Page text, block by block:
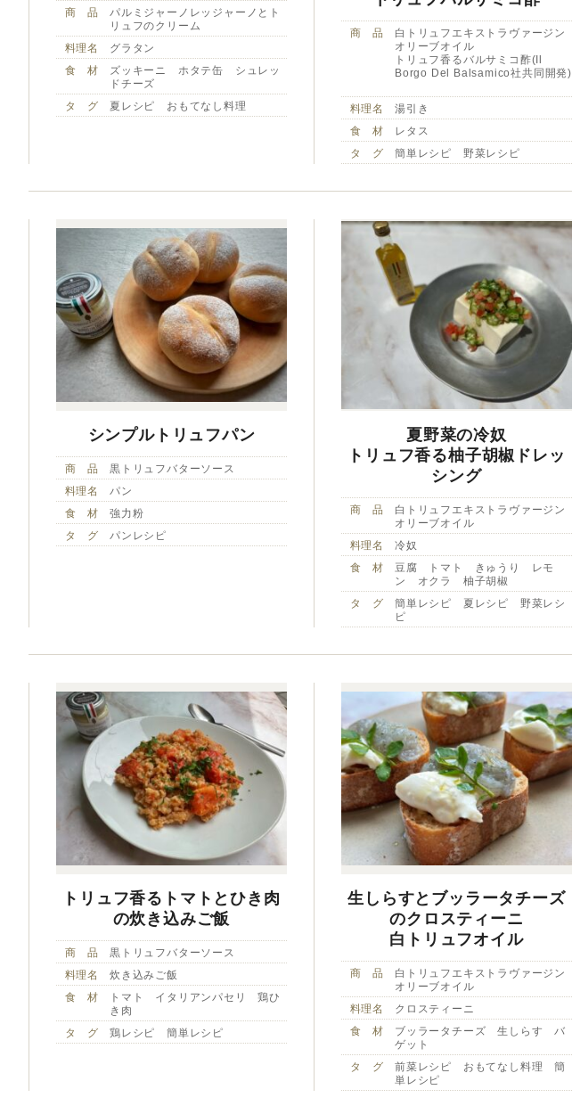
商 品
パルミジャーノレッジャーノとト
リュフのクリーム
料理名
グラタン
食 材
ズッキーニ ホタテ缶 シュレッ
ドチーズ
タ グ
夏レシピ おもてなし料理
商 品
白トリュフエキストラヴァージン
オリーブオイル
トリュフ香るバルサミコ酢(Il
Borgo Del Balsamico社共同開発)
料理名
湯引き
食 材
レタス
タ グ
簡単レシピ 野菜レシピ
シンプルトリュフパン
商 品
黒トリュフバターソース
料理名
パン
食 材
強力粉
タ グ
パンレシピ
夏野菜の冷奴
トリュフ香る柚子胡椒ドレッ
シング
商 品
白トリュフエキストラヴァージン
オリーブオイル
料理名
冷奴
食 材
豆腐 トマト きゅうり レモ
ン オクラ 柚子胡椒
タ グ
簡単レシピ 夏レシピ 野菜レシ
ピ
トリュフ香るトマトとひき肉
の炊き込みご飯
商 品
黒トリュフバターソース
料理名
炊き込みご飯
食 材
トマト イタリアンパセリ 鶏ひ
き肉
タ グ
鶏レシピ 簡単レシピ
生しらすとブッラータチーズ
のクロスティーニ
白トリュフオイル
商 品
白トリュフエキストラヴァージン
オリーブオイル
料理名
クロスティーニ
食 材
ブッラータチーズ 生しらす バ
ゲット
タ グ
前菜レシピ おもてなし料理 簡
単レシピ